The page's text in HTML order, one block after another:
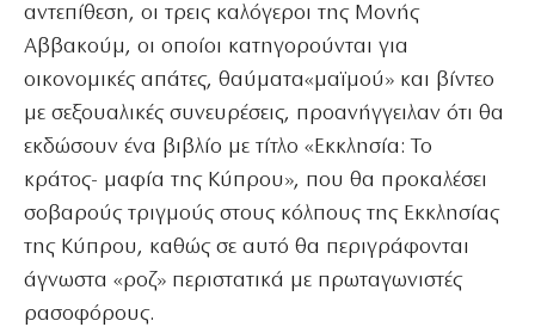
αντεπίθεση, οι τρεις καλόγεροι της Μονής
Αββακούμ, οι οποίοι κατηγορούνται για
οικονομικές απάτες, θαύματα«μαϊμού» και βίντεο
με σεξουαλικές συνευρέσεις, προανήγγειλαν ότι θα
εκδώσουν ένα βιβλίο με τίτλο «Εκκλησία: Το
κράτος- μαφία της Κύπρου», που θα προκαλέσει
σοβαρούς τριγμούς στους κόλπους της Εκκλησίας
της Κύπρου, καθώς σε αυτό θα περιγράφονται
άγνωστα «ροζ» περιστατικά με πρωταγωνιστές
ρασοφόρους.